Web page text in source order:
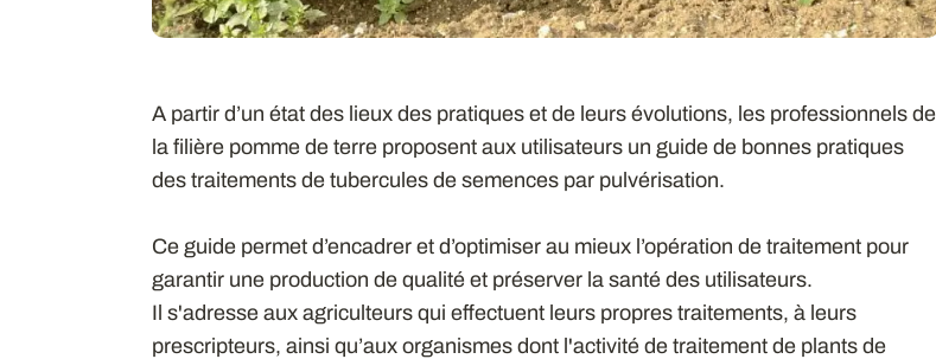
A partir d’un état des lieux des pratiques et de leurs évolutions, les professionnels de
la filière pomme de terre proposent aux utilisateurs un guide de bonnes pratiques
des traitements de tubercules de semences par pulvérisation.
Ce guide permet d’encadrer et d’optimiser au mieux l’opération de traitement pour
garantir une production de qualité et préserver la santé des utilisateurs.
Il s'adresse aux agriculteurs qui effectuent leurs propres traitements, à leurs
prescripteurs, ainsi qu’aux organismes dont l'activité de traitement de plants de